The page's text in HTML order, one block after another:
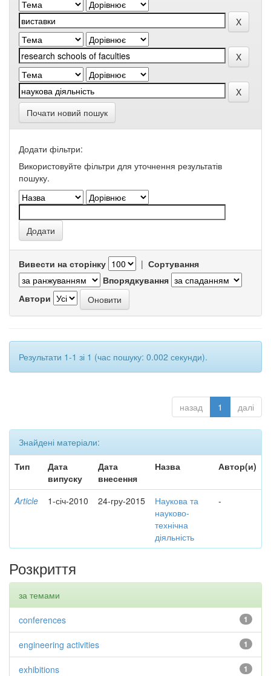
Почати новий пошук
Додати фільтри:
Використовуйте фільтри для уточнення результатів
пошуку.
Вивести на сторінку | Сортування
Впорядкування
Автори
Результати 1-1 зі 1 (час пошуку: 0.002 секунди).
назад 1 далі
Знайдені матеріали:
Тип
Дата
випуску
Дата
внесення
Назва Автор(и)
Article 1-січ-2010 24-гру-2015
Наукова та
науково-
технічна
діяльність
-
Розкриття
за темами
1
conferences
1
engineering activities
1
exhibitions